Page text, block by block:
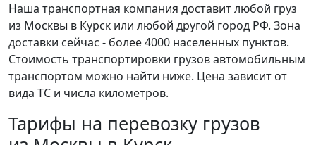
Наша транспортная компания доставит любой груз
из Москвы в Курск или любой другой город РФ. Зона
доставки сейчас - более 4000 населенных пунктов.
Стоимость транспортировки грузов автомобильным
транспортом можно найти ниже. Цена зависит от
вида ТС и числа километров.
Тарифы на перевозку грузов